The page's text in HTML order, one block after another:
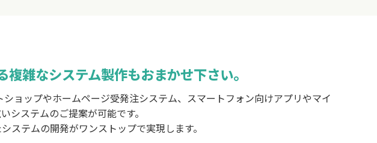
複雑なシステム製作もおまかせ下さい。
ョップやホームページ受発注システム、スマートフォン向けアプリやマイ
システムのご提案が可能です。
ステムの開発がワンストップで実現します。